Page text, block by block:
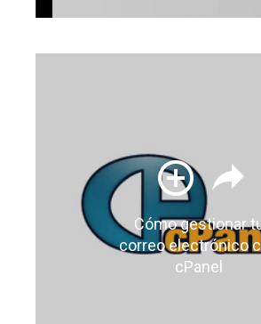
Cómo gestionar
correo electrónico
cPanel